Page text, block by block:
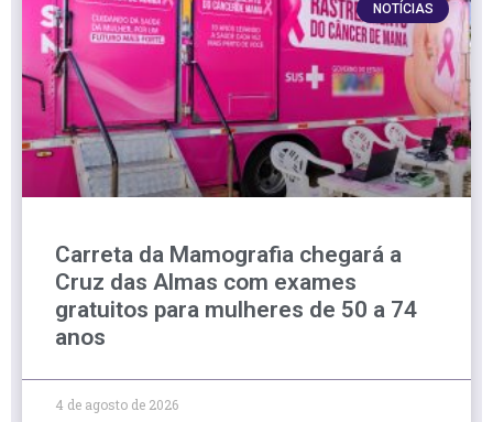
NOTÍCIAS
Carreta da Mamografia chegará a
Cruz das Almas com exames
gratuitos para mulheres de 50 a 74
anos
4 de agosto de 2026